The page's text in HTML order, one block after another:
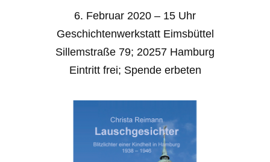
6. Februar 2020 – 15 Uhr
Geschichtenwerkstatt Eimsbüttel
Sillemstraße 79; 20257 Hamburg
Eintritt frei; Spende erbeten